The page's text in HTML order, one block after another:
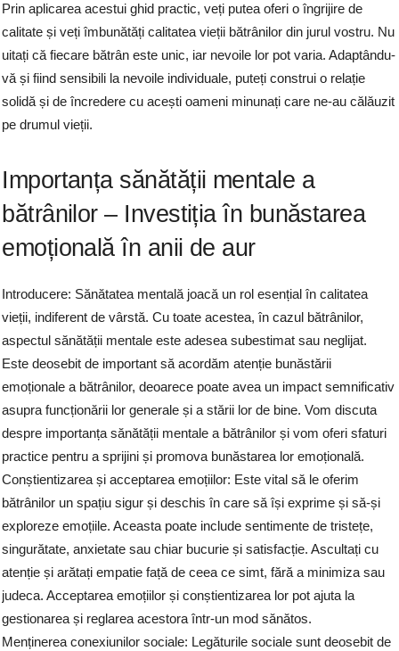
Prin aplicarea acestui ghid practic, veți putea oferi o îngrijire de
calitate și veți îmbunătăți calitatea vieții bătrânilor din jurul vostru. Nu
uitați că fiecare bătrân este unic, iar nevoile lor pot varia. Adaptându-
vă și fiind sensibili la nevoile individuale, puteți construi o relație
solidă și de încredere cu acești oameni minunați care ne-au călăuzit
pe drumul vieții.
Importanța sănătății mentale a
bătrânilor – Investiția în bunăstarea
emoțională în anii de aur
Introducere: Sănătatea mentală joacă un rol esențial în calitatea
vieții, indiferent de vârstă. Cu toate acestea, în cazul bătrânilor,
aspectul sănătății mentale este adesea subestimat sau neglijat.
Este deosebit de important să acordăm atenție bunăstării
emoționale a bătrânilor, deoarece poate avea un impact semnificativ
asupra funcționării lor generale și a stării lor de bine. Vom discuta
despre importanța sănătății mentale a bătrânilor și vom oferi sfaturi
practice pentru a sprijini și promova bunăstarea lor emoțională.
Conștientizarea și acceptarea emoțiilor: Este vital să le oferim
bătrânilor un spațiu sigur și deschis în care să își exprime și să-și
exploreze emoțiile. Aceasta poate include sentimente de tristețe,
singurătate, anxietate sau chiar bucurie și satisfacție. Ascultați cu
atenție și arătați empatie față de ceea ce simt, fără a minimiza sau
judeca. Acceptarea emoțiilor și conștientizarea lor pot ajuta la
gestionarea și reglarea acestora într-un mod sănătos.
Menținerea conexiunilor sociale: Legăturile sociale sunt deosebit de